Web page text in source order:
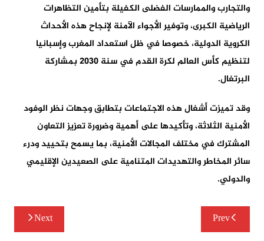
والتجارب والممارسات الفضلى الكفيلة بتأمين التظاهرات
الرياضية الكبرى، وتوفير الأجواء الآمنة لإنجاح هذه الأحداث
الكروية الدولية، خصوصا في ظل استعداد المغرب وإسبانيا
لتنظيم كأس العالم لكرة القدم في سنة 2030 بمشاركة
البرتغال.
وقد تميزت أشغال هذه الاجتماعات بتطابق وجهات نظر الوفود
الأمنية الثلاثة، وتأكيدها على أهمية وضرورة تعزيز التعاون
المشترك في مختلف المجالات الأمنية، بما يسمح بتحييد ودرء
سائر المخاطر والتهديدات المتنامية على الصعيدين الإقليمي
والدولي.
تصفّح
المقالات
Prev
Next